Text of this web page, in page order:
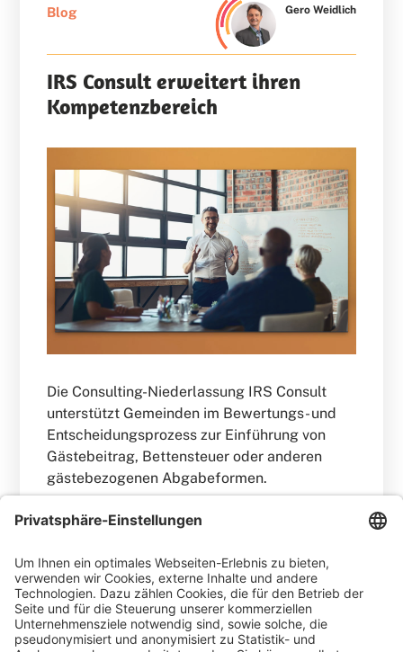
Blog Gero Weidlich
IRS Consult erweitert ihren
Kompetenzbereich
Die Consulting-Niederlassung IRS Consult
unterstützt Gemeinden im Bewertungs- und
Entscheidungsprozess zur Einführung von
Gästebeitrag, Bettensteuer oder anderen
gästebezogenen Abgabeformen.